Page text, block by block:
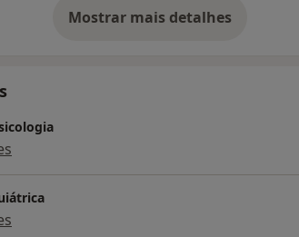
Mostrar mais detalhes
sobre a experiência